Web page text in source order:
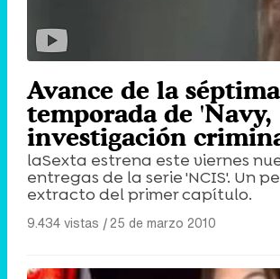
Avance de la séptima
temporada de 'Navy,
investigación
laSexta estrena este viernes
entregas de la serie 'NCIS'. Un
extracto del primer capítulo.
9.434 vistas |25 de marzo 2010